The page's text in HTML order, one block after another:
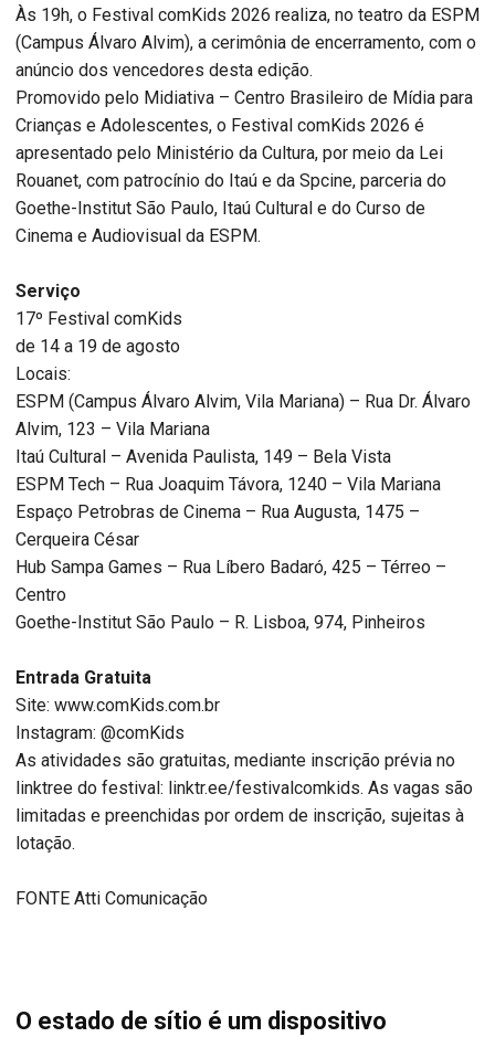
Às 19h, o Festival comKids 2026 realiza, no teatro da ESPM
(Campus Álvaro Alvim), a cerimônia de encerramento, com o
anúncio dos vencedores desta edição.
Promovido pelo Midiativa – Centro Brasileiro de Mídia para
Crianças e Adolescentes, o Festival comKids 2026 é
apresentado pelo Ministério da Cultura, por meio da Lei
Rouanet, com patrocínio do Itaú e da Spcine, parceria do
Goethe-Institut São Paulo, Itaú Cultural e do Curso de
Cinema e Audiovisual da ESPM.
Serviço
17º Festival comKids
de 14 a 19 de agosto
Locais:
ESPM (Campus Álvaro Alvim, Vila Mariana) – Rua Dr. Álvaro
Alvim, 123 – Vila Mariana
Itaú Cultural – Avenida Paulista, 149 – Bela Vista
ESPM Tech – Rua Joaquim Távora, 1240 – Vila Mariana
Espaço Petrobras de Cinema – Rua Augusta, 1475 –
Cerqueira César
Hub Sampa Games – Rua Líbero Badaró, 425 – Térreo –
Centro
Goethe-Institut São Paulo – R. Lisboa, 974, Pinheiros
Entrada Gratuita
Site: www.comKids.com.br
Instagram: @comKids
As atividades são gratuitas, mediante inscrição prévia no
linktree do festival: linktr.ee/festivalcomkids. As vagas são
limitadas e preenchidas por ordem de inscrição, sujeitas à
lotação.
FONTE Atti Comunicação
O estado de sítio é um dispositivo